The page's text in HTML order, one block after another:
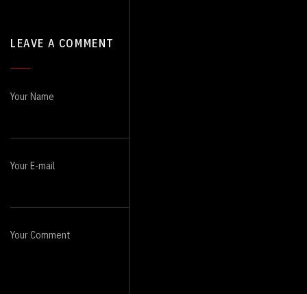
LEAVE A COMMENT
Your Name
Your E-mail
Your Comment